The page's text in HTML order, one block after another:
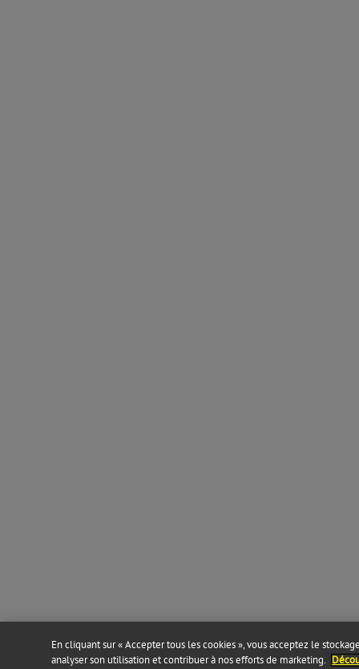
En cliquant sur « Accepter tous les cookies », vous acceptez le
analyser son utilisation et contribuer à nos efforts de marketing.